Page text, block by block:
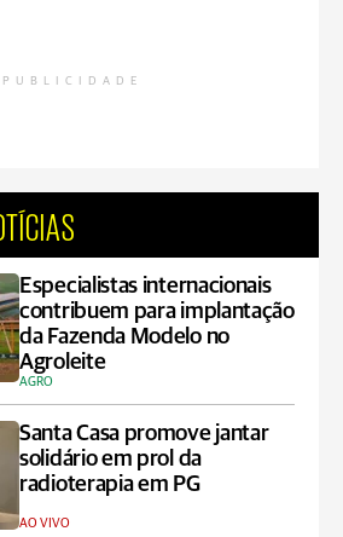
PUBLICIDADE
Especialistas internacionais
contribuem para implantação
da Fazenda Modelo no
Agroleite
AGRO
Santa Casa promove jantar
solidário em prol da
radioterapia em PG
AO VIVO